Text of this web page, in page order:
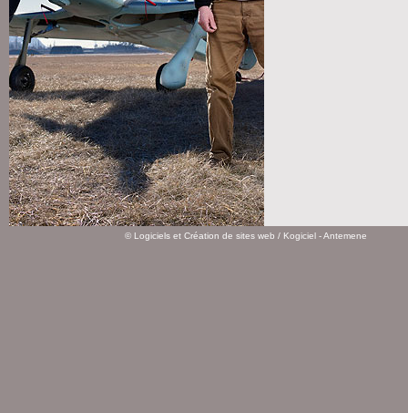
© Logiciels et Création de sites web / Kogiciel - Antemene